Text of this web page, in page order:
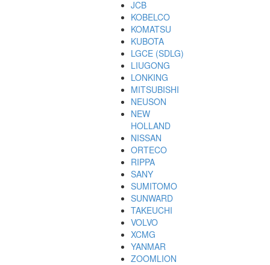
JCB
KOBELCO
KOMATSU
KUBOTA
LGCE (SDLG)
LIUGONG
LONKING
MITSUBISHI
NEUSON
NEW
HOLLAND
NISSAN
ORTECO
RIPPA
SANY
SUMITOMO
SUNWARD
TAKEUCHI
VOLVO
XCMG
YANMAR
ZOOMLION